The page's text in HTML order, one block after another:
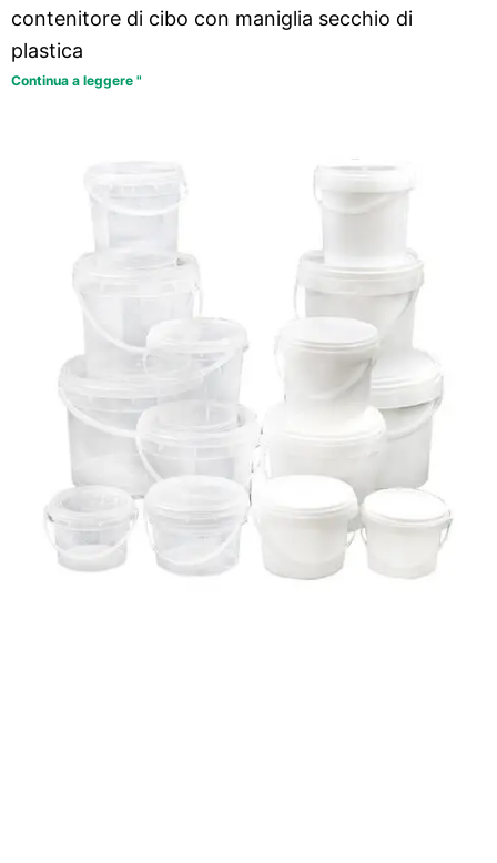
contenitore di cibo con maniglia secchio di
plastica
Continua a leggere "